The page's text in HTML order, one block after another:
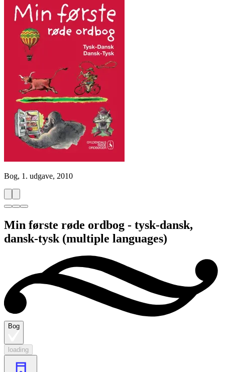
Bog, 1. udgave, 2010
Min første røde ordbog - tysk-dansk,
dansk-tysk (multiple languages)
Bog
loading